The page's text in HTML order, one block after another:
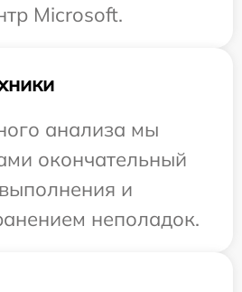
Microsoft.
анализа мы
окончательный
и
неполадок.